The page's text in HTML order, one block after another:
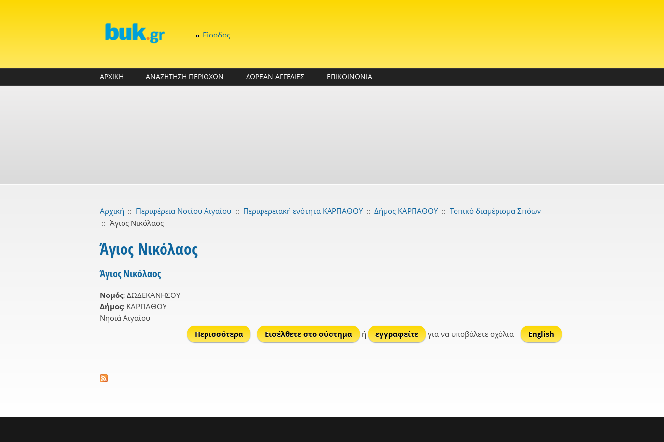
Είσοδος
ΑΡΧΙΚΗ ΑΝΑΖΗΤΗΣΗ ΠΕΡΙΟΧΩΝ ΔΩΡΕΑΝ ΑΓΓΕΛΙΕΣ ΕΠΙΚΟΙΝΩΝΙΑ
Αρχική :: Περιφέρεια Νοτίου Αιγαίου :: Περιφερειακή ενότητα ΚΑΡΠΑΘΟΥ :: Δήμος ΚΑΡΠΑΘΟΥ :: Τοπικό διαμέρισμα Σπόων
:: Άγιος Νικόλαος
Άγιος Νικόλαος
Άγιος Νικόλαος
Νομός: ΔΩΔΕΚΑΝΗΣΟΥ
Δήμος: ΚΑΡΠΑΘΟΥ
Νησιά Αιγαίου
Περισσότεραγια Άγιος Νικόλαος
Εισέλθετε στο σύστημα ή εγγραφείτε για να υποβάλετε σχόλια English